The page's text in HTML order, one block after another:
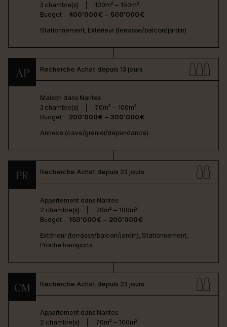
3 chambre(s)
100m² – 150m²
Budget :
400'000€ – 500'000€
Stationnement, Extérieur (terrasse/balcon/jardin)
AP Recherche Achat depuis 13 jours
Maison dans Nantes
3 chambre(s)
70m² – 100m²
Budget :
200'000€ – 300'000€
Annexe (cave/grenier/dépendance)
PR Recherche Achat depuis 23 jours
Appartement dans Nantes
2 chambre(s)
70m² – 100m²
Budget :
150'000€ – 200'000€
Extérieur (terrasse/balcon/jardin), Stationnement,
Proche transports
CM Recherche Achat depuis 23 jours
Appartement dans Nantes
2 chambre(s)
70m² – 100m²